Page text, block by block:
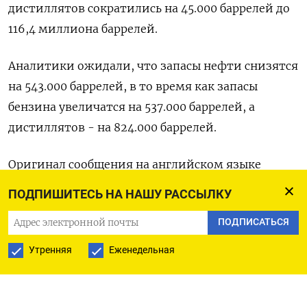
ПОДПИШИТЕСЬ НА НАШУ РАССЫЛКУ
ПОДПИСАТЬСЯ
Утренняя Еженедельная
дистиллятов сократились на 45.000 баррелей до
116,4 миллиона баррелей.
Аналитики ожидали, что запасы нефти снизятся
на 543.000 баррелей, в то время как запасы
бензина увеличатся на 537.000 баррелей, а
дистиллятов - на 824.000 баррелей.
Оригинал сообщения на английском языке
доступен по коду: (Лиз Хэмптон, Бюро Рейтер в
Гданьске)